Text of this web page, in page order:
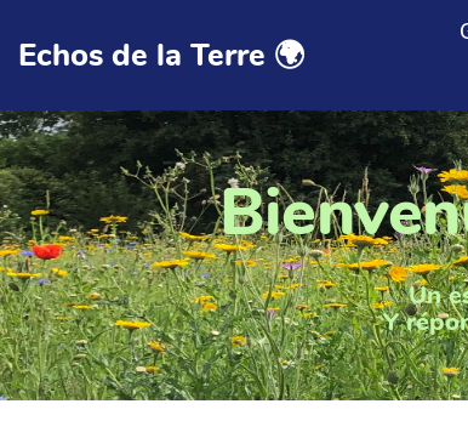
Echos de la Terre 🌍
Un
Y